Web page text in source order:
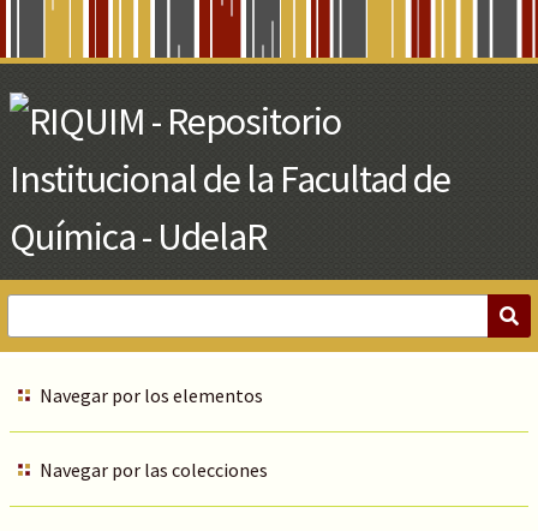
Main
Content
Navegar por los elementos
Navegar por las colecciones